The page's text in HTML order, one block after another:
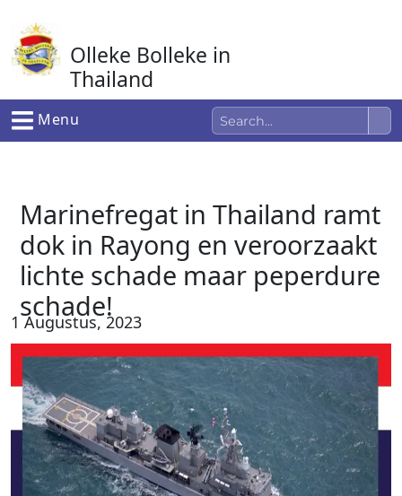
naar
de
inhoud
Olleke Bolleke in
Thailand
In Thailand
Menu
Marinefregat in Thailand ramt
dok in Rayong en veroorzaakt
lichte schade maar peperdure
schade!
1 Augustus, 2023